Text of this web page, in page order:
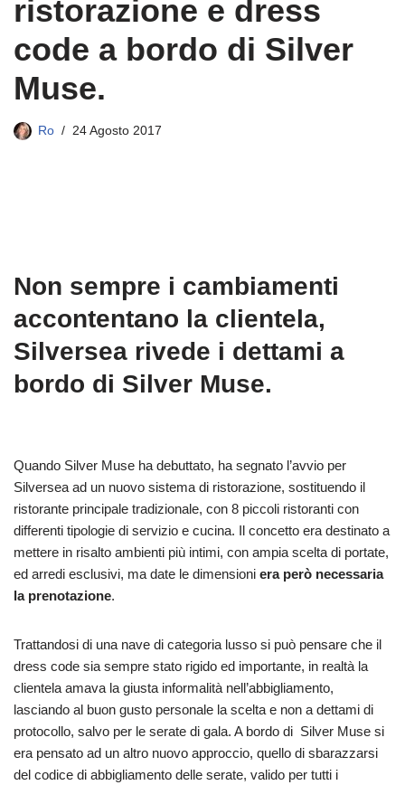
ristorazione e dress
code a bordo di Silver
Muse.
Ro 24 Agosto 2017
Non sempre i cambiamenti
accontentano la clientela,
Silversea rivede i dettami a
bordo di Silver Muse.
Quando Silver Muse ha debuttato, ha segnato l’avvio per
Silversea ad un nuovo sistema di ristorazione, sostituendo il
ristorante principale tradizionale, con 8 piccoli ristoranti con
differenti tipologie di servizio e cucina. Il concetto era destinato a
mettere in risalto ambienti più intimi, con ampia scelta di portate,
ed arredi esclusivi, ma date le dimensioni era però necessaria
la prenotazione.
Trattandosi di una nave di categoria lusso si può pensare che il
dress code sia sempre stato rigido ed importante, in realtà la
clientela amava la giusta informalità nell’abbigliamento,
lasciando al buon gusto personale la scelta e non a dettami di
protocollo, salvo per le serate di gala. A bordo di Silver Muse si
era pensato ad un altro nuovo approccio, quello di sbarazzarsi
del codice di abbigliamento delle serate, valido per tutti i